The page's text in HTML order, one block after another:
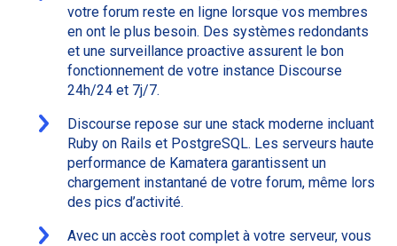
votre forum reste en ligne lorsque vos membres
en ont le plus besoin. Des systèmes redondants
et une surveillance proactive assurent le bon
fonctionnement de votre instance Discourse
24h/24 et 7j/7.
Discourse repose sur une stack moderne incluant
Ruby on Rails et PostgreSQL. Les serveurs haute
performance de Kamatera garantissent un
chargement instantané de votre forum, même lors
des pics d’activité.
Avec un accès root complet à votre serveur, vous